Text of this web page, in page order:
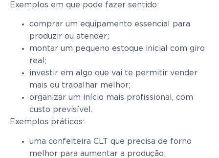
Exemplos em que pode fazer sentido:
comprar um equipamento essencial para
produzir ou atender;
montar um pequeno estoque inicial com giro
real;
investir em algo que vai te permitir vender
mais ou trabalhar melhor;
organizar um início mais profissional, com
custo previsível.
Exemplos práticos:
uma confeiteira CLT que precisa de forno
melhor para aumentar a produção;